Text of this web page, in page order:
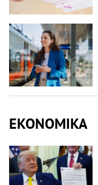
EKONOMIKA